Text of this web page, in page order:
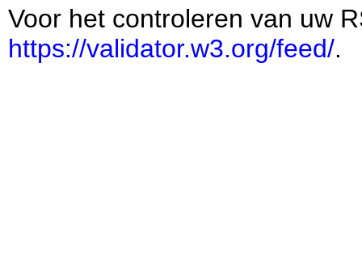
Voor het controleren van uw
https://validator.w3.org/feed/.